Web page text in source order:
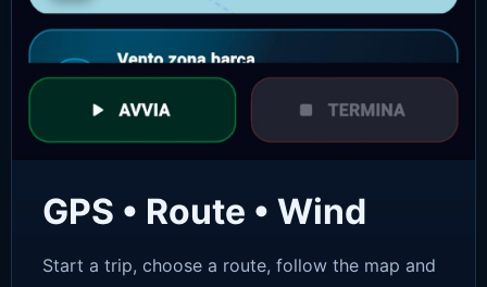
GPS • Route • Wind
Start a trip, choose a route, follow the map and